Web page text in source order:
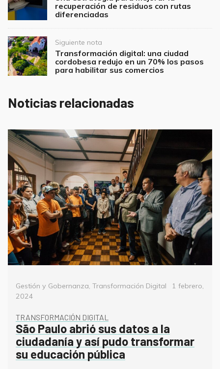
recuperación de residuos con rutas
diferenciadas
Siguiente nota
Transformación digital: una ciudad
cordobesa redujo en un 70% los pasos
para habilitar sus comercios
Noticias relacionadas
Categorías
Gestión y Gobernanza, Transformación Digital
Posted
1 febrero,
2024
TRANSFORMACIÓN DIGITAL
São Paulo abrió sus datos a la
ciudadanía y así pudo transformar
su educación pública